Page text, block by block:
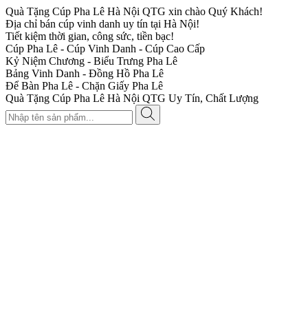
Quà Tặng Cúp Pha Lê Hà Nội QTG xin chào Quý Khách!
Địa chỉ bán cúp vinh danh uy tín tại Hà Nội!
Tiết kiệm thời gian, công sức, tiền bạc!
Cúp Pha Lê - Cúp Vinh Danh - Cúp Cao Cấp
Kỷ Niệm Chương - Biểu Trưng Pha Lê
Bảng Vinh Danh - Đồng Hồ Pha Lê
Để Bàn Pha Lê - Chặn Giấy Pha Lê
Quà Tặng Cúp Pha Lê Hà Nội QTG Uy Tín, Chất Lượng